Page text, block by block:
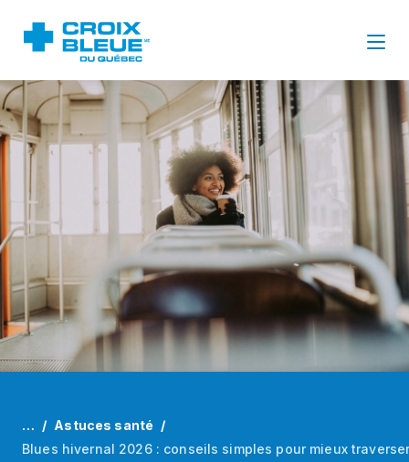
…
Astuces santé
Blues hivernal 2026 : conseils simples pour mieux